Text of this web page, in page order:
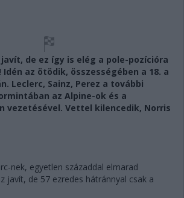
de ez így is elég a pole-pozícióra
Idén az ötödik, összességében a 18. a
Leclerc, Sainz, Perez a további
az Alpine-ok és a
vezetésével. Vettel kilencedik, Norris
nek, egyetlen századdal elmarad
javít, de 57 ezredes hátránnyal csak a